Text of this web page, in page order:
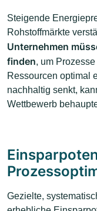
Steigende
Rohstoffmärkte
Unternehmen
finden, um
Ressourcen optimal
nachhaltig senkt,
Wettbewerb
Gezielte,